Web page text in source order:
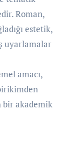
Roman,
estetik,
uyarlamalar
amacı,
bir akademik